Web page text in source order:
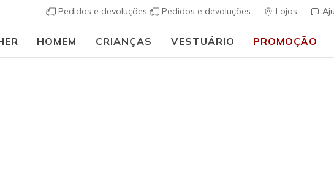
Pedidos e devoluções Pedidos e devoluções Lojas
HOMEM CRIANÇAS VESTUÁRIO PROMOÇÃO